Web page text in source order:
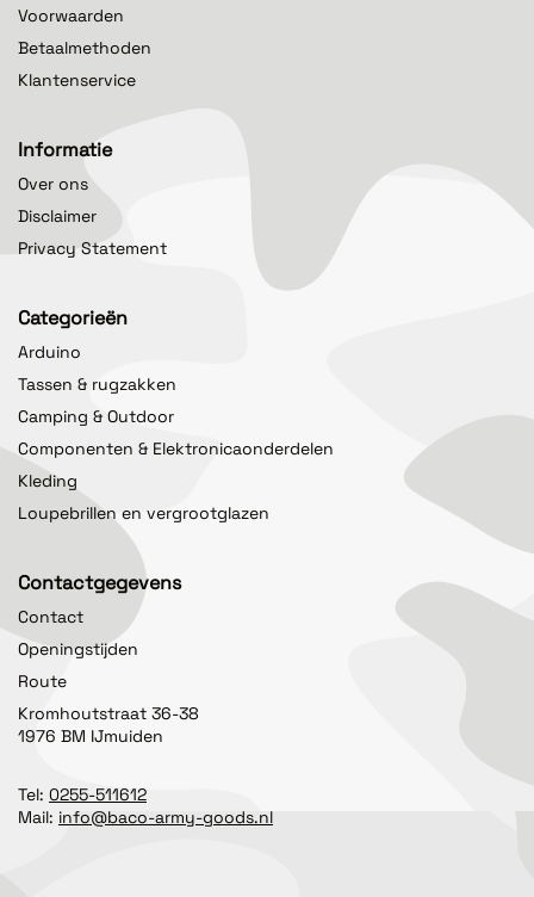
Voorwaarden
Betaalmethoden
Klantenservice
Informatie
Over ons
Disclaimer
Privacy Statement
Categorieën
Arduino
Tassen & rugzakken
Camping & Outdoor
Componenten & Elektronicaonderdelen
Kleding
Loupebrillen en vergrootglazen
Contactgegevens
Contact
Openingstijden
Route
Kromhoutstraat 36-38
1976 BM IJmuiden
Tel: 0255-511612
Mail: info@baco-army-goods.nl